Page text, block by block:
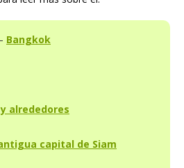
Bangkok
alrededores
capital de Siam